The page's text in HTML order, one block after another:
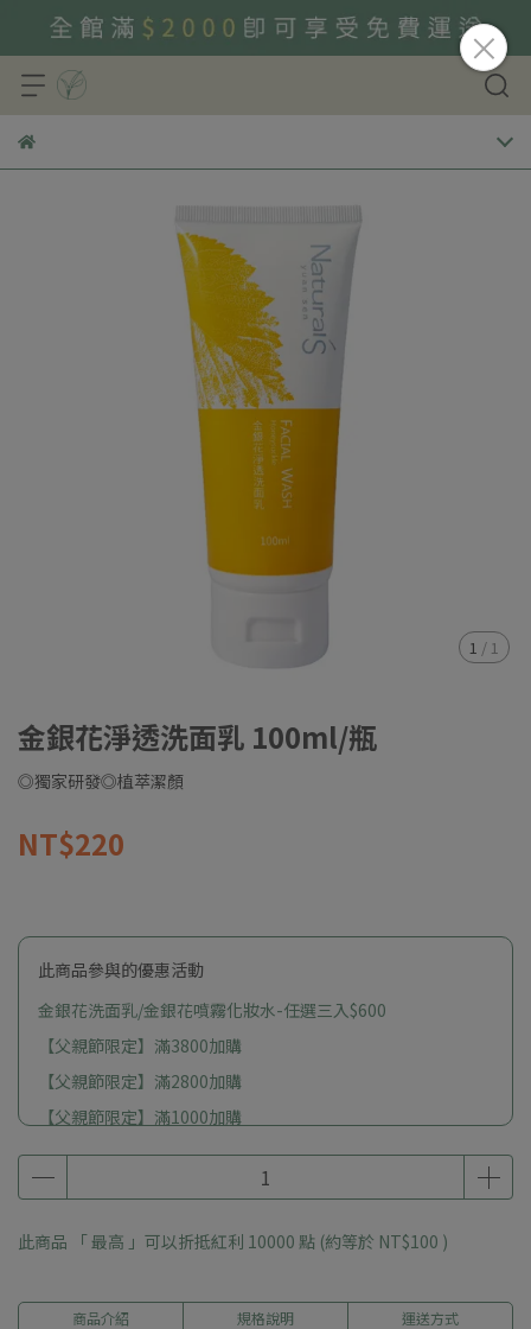
1 / 1
金銀花淨透洗面乳 100ml/瓶
◎獨家研發◎植萃潔顏
NT$220
此商品參與的優惠活動
金銀花洗面乳/金銀花噴霧化妝水-任選三入$600
【父親節限定】滿3800加購
【父親節限定】滿2800加購
【父親節限定】滿1000加購
此商品 「 最高 」可以折抵紅利 10000 點 (約等於 NT$100 )
商品介紹 規格說明 運送方式